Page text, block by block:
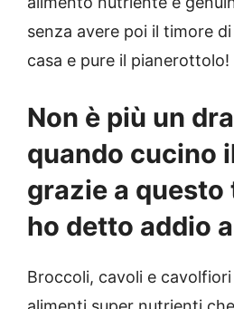
senza avere poi il timore
casa e pure il pianerottolo!
Non è più un
quando cucino
grazie a
ho detto addio
Broccoli, cavoli e